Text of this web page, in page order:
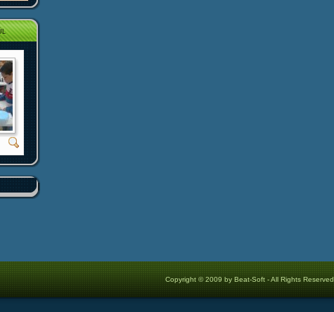
Copyright © 2009 by Beat-Soft - All Rights Reserved.